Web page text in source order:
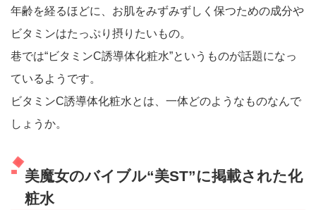
年齢を経るほどに、お肌をみずみずしく保つための成分や
ビタミンはたっぷり摂りたいもの。
巷では“ビタミンC誘導体化粧水”というものが話題になっ
ているようです。
ビタミンC誘導体化粧水とは、一体どのようなものなんで
しょうか。
美魔女のバイブル“美ST”に掲載された化
粧水